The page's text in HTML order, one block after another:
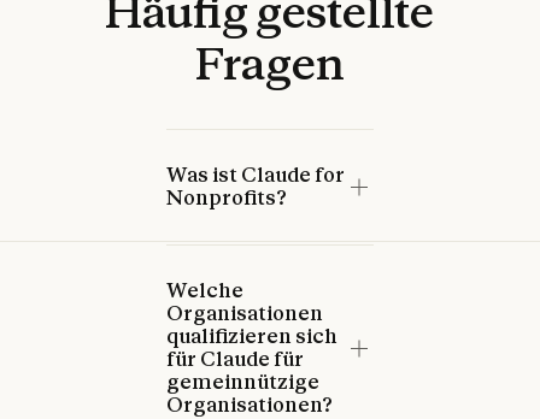
Häufig gestellte
Fragen
Was ist Claude for
Nonprofits?
Welche
Organisationen
qualifizieren sich
für Claude für
gemeinnützige
Organisationen?